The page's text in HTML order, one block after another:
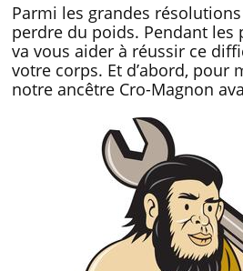
Parmi les grandes
perdre du poids. Pendant les
va vous aider à réussir ce
votre corps. Et d’abord,
notre ancêtre Cro-Magnon